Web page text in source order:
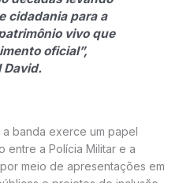
cidadania para a
vivo que
oficial”,
David.
banda exerce um papel
entre a Polícia Militar e a
meio de apresentações em